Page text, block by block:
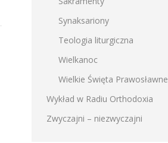
Synaksariony
Teologia liturgiczna
Wielkanoc
Wielkie Święta Prawosławne
Wykład w Radiu Orthodoxia
Zwyczajni – niezwyczajni